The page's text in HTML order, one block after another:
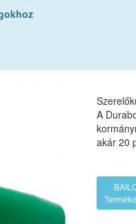
A
akár 20